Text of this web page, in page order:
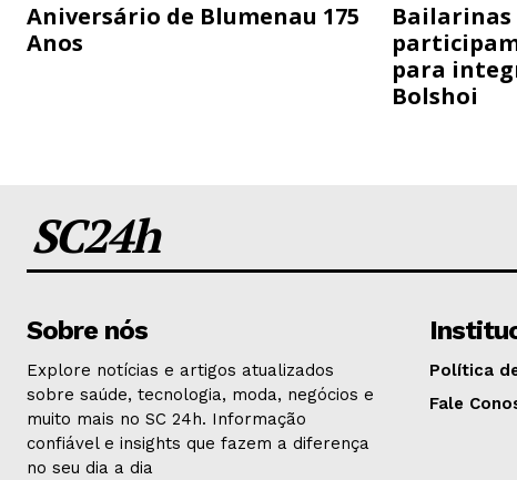
Aniversário de Blumenau 175
Anos
Bailarinas
para
Bolshoi
SC24h
Sobre nós
Explore notícias e artigos atualizados
sobre saúde, tecnologia, moda, negócios e
muito mais no SC 24h. Informação
confiável e insights que fazem a diferença
no seu dia a dia
Política
Fale